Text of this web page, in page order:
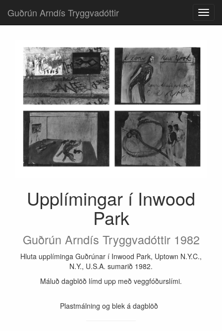
Guðrún Arndís Tryggvadóttir
Upplímingar í Inwood
Park
Guðrún Arndís Tryggvadóttir 1982
Hluta upplíminga Guðrúnar í Inwood Park, Uptown N.Y.C.,
N.Y., U.S.A. sumarið 1982.
Máluð dagblöð límd upp með veggfóðurslími.
Plastmálning og blek á dagblöð